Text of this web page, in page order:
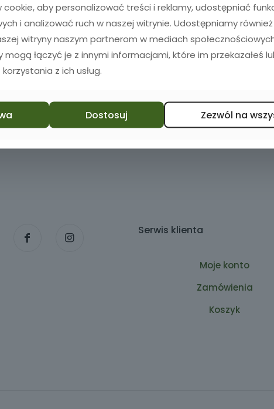
Serwis klienta
Moje konto
Zamówienia
Koszyk
cookie, aby personalizować treści i reklamy, udostępniać
i analizować ruch w naszej witrynie. Udostępniamy
witryny naszym partnerom w mediach
mogą łączyć je z innymi informacjami, które im przekazałeś
z ich usług.
Dostosuj Zezwól na